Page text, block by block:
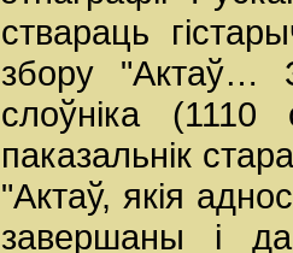
ствараць
збору "Актаў…
слоўніка
паказальнік
"Актаў, якія
завершаны і